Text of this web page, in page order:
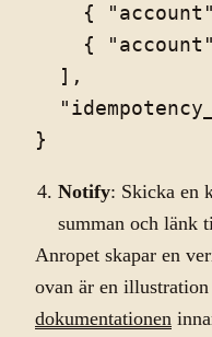
{
{
  ],
Notify: Skicka en
summan och länk
Anropet skapar en
ovan är en
dokumentationen